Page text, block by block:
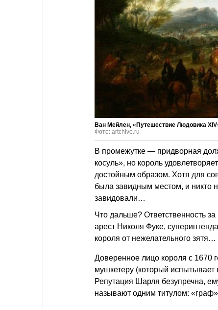
Ван Мейлен, «Путешествие Людовика
Фото: artchive.ru
В промежутке — придворная
косуль», но король
достойным образом. Хотя для
была завидным местом, и никто
завидовали…
Что дальше? Ответственность
арест Николя Фуке,
короля от нежелательного зятя…
Доверенное лицо короля с 1670
мушкетеру (который испытывает
Репутация Шарля безупречна,
называют одним титулом: